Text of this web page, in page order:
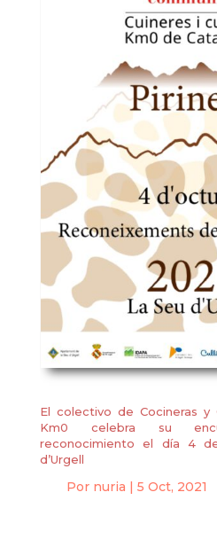
El colectivo de Cocineras y
Km0 celebra su
reconocimiento el día 4
d’Urgell
Por nuria | 5 Oct, 2021